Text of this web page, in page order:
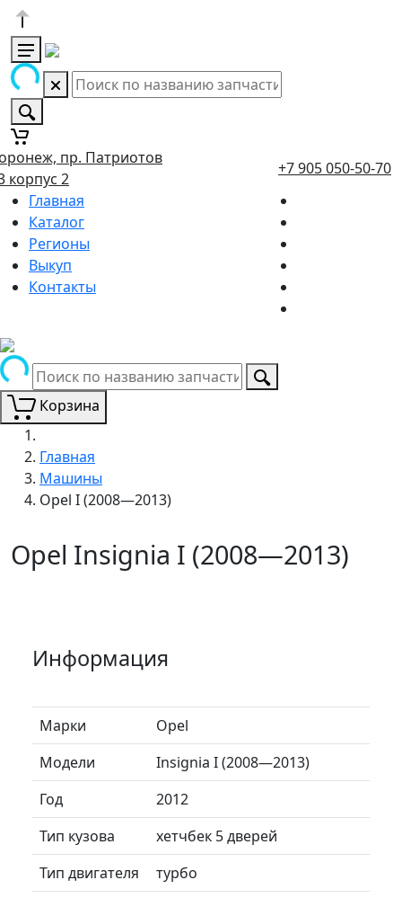
пр. Патриотов
корпус 2
+7 905 050-50-70
Главная
Каталог
Регионы
Выкуп
Контакты
Корзина
Главная
Машины
Opel I (2008—2013)
Opel Insignia I (2008—2013)
Информация
Марки
Opel
Модели
Insignia I (2008—2013)
Год
2012
Тип кузова
хетчбек 5 дверей
Тип двигателя
турбо